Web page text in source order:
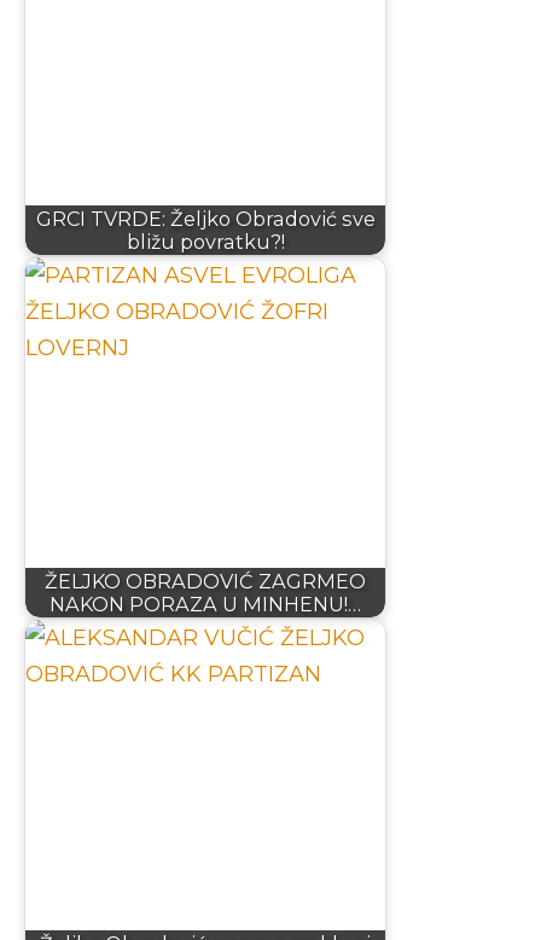
GRCI TVRDE: Željko Obradović sve
bližu povratku?!
ŽELJKO OBRADOVIĆ ZAGRMEO
NAKON PORAZA U MINHENU!…